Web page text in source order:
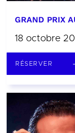
GRAND PRIX
18 octobre
RÉSERVER